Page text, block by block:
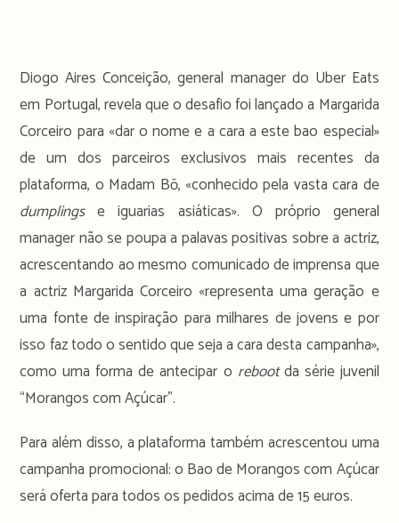
Diogo Aires Conceição, general manager do Uber Eats
em Portugal, revela que o desafio foi lançado a Margarida
Corceiro para «dar o nome e a cara a este bao especial»
de um dos parceiros exclusivos mais recentes da
plataforma, o Madam Bō, «conhecido pela vasta cara de
dumplingse iguarias asiáticas». O próprio general
manager não se poupa a palavas positivas sobre a actriz,
acrescentando ao mesmo comunicado de imprensa que
a actriz Margarida Corceiro «representa uma geração e
uma fonte de inspiração para milhares de jovens e por
isso faz todo o sentido que seja a cara desta campanha»,
como uma forma de antecipar o rebootda série juvenil
“Morangos com Açúcar”.
Para além disso, a plataforma também acrescentou uma
campanha promocional: o Bao de Morangos com Açúcar
será oferta para todos os pedidos acima de 15 euros.